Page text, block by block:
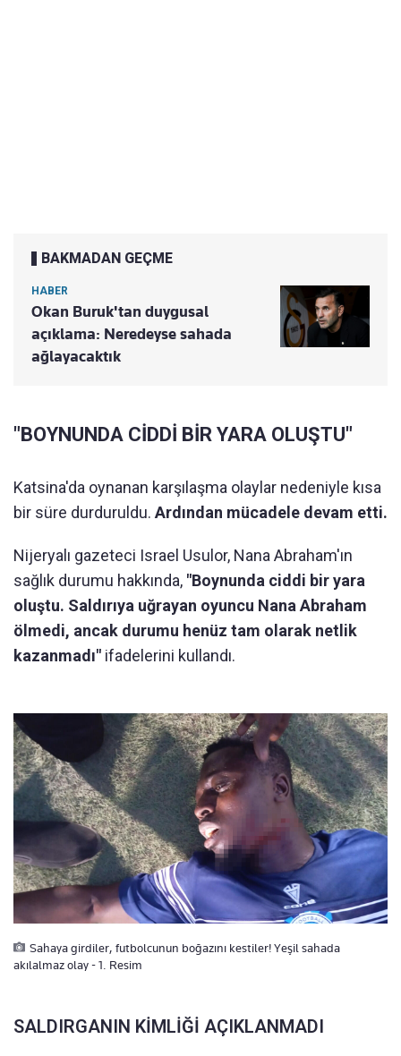
BAKMADAN GEÇME
HABER
Okan Buruk'tan duygusal
açıklama: Neredeyse sahada
ağlayacaktık
"BOYNUNDA CİDDİ BİR YARA OLUŞTU"
Katsina'da oynanan karşılaşma olaylar nedeniyle kısa
bir süre durduruldu. Ardından mücadele devam etti.
Nijeryalı gazeteci Israel Usulor, Nana Abraham'ın
sağlık durumu hakkında, "Boynunda ciddi bir yara
oluştu. Saldırıya uğrayan oyuncu Nana Abraham
ölmedi, ancak durumu henüz tam olarak netlik
kazanmadı" ifadelerini kullandı.
Sahaya girdiler, futbolcunun boğazını kestiler! Yeşil sahada
akılalmaz olay - 1. Resim
SALDIRGANIN KİMLİĞİ AÇIKLANMADI